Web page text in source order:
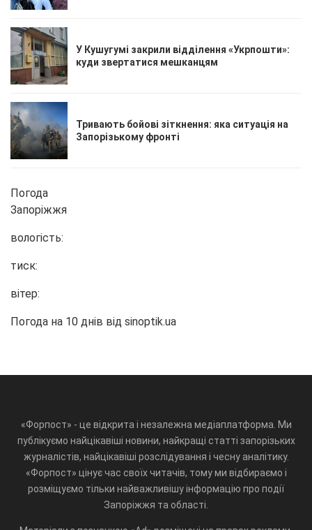
У Кушугумі закрили відділення «Укрпошти»:
куди звертатися мешканцям
Тривають бойові зіткнення: яка ситуація на
Запорізькому фронті
Погода
Запоріжжя
вологість:
тиск:
вітер:
Погода на 10 днів від sinoptik.ua
«Форпост» - це відкрита і незалежна медіаплатформа. Ми
публікуємо найцікавіші новини, найкращі статті запорізьких
журналістів, найцікавіші розслідування і чесну аналітику.
«Форпост» цінує час своїх читачів, тому ми відбираємо і
розміщуємо тільки найважливішу інформацію про події
Запоріжжя та області.